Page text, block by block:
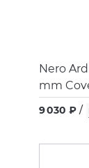
Nero
mm
9 030 ₽ /